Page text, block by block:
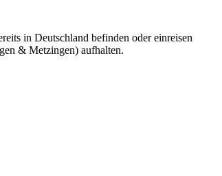
in Deutschland befinden oder einreisen
& Metzingen) aufhalten.